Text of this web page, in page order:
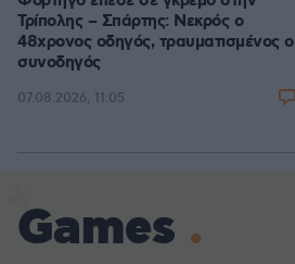
Τρίπολης – Σπάρτης: Νεκρός ο
48χρονος οδηγός, τραυματισμένος ο
συνοδηγός
07.08.2026, 11:05
Games